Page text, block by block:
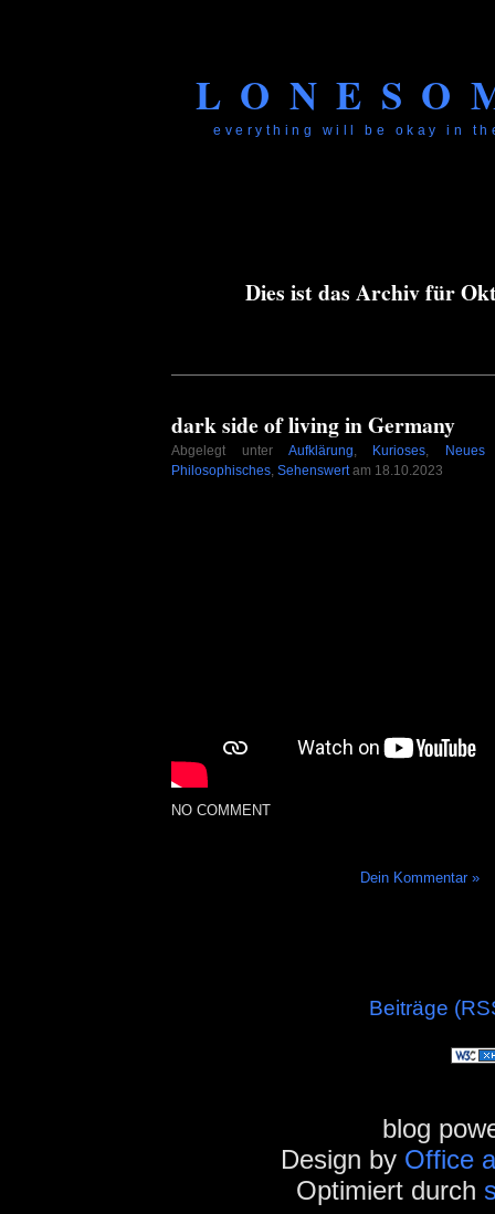
everything will be okay in
Dies ist das Archiv für
dark side of living in Germany
Abgelegt unter Aufklärung, Kurioses,
Philosophisches, Sehenswertam 18.10.2023
NO COMMENT
Dein Kommentar »
Beiträge
blog
Design by Office
Optimiert durch